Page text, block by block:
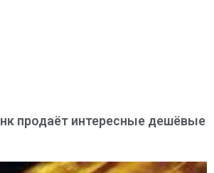
продаёт интересные дешёвые